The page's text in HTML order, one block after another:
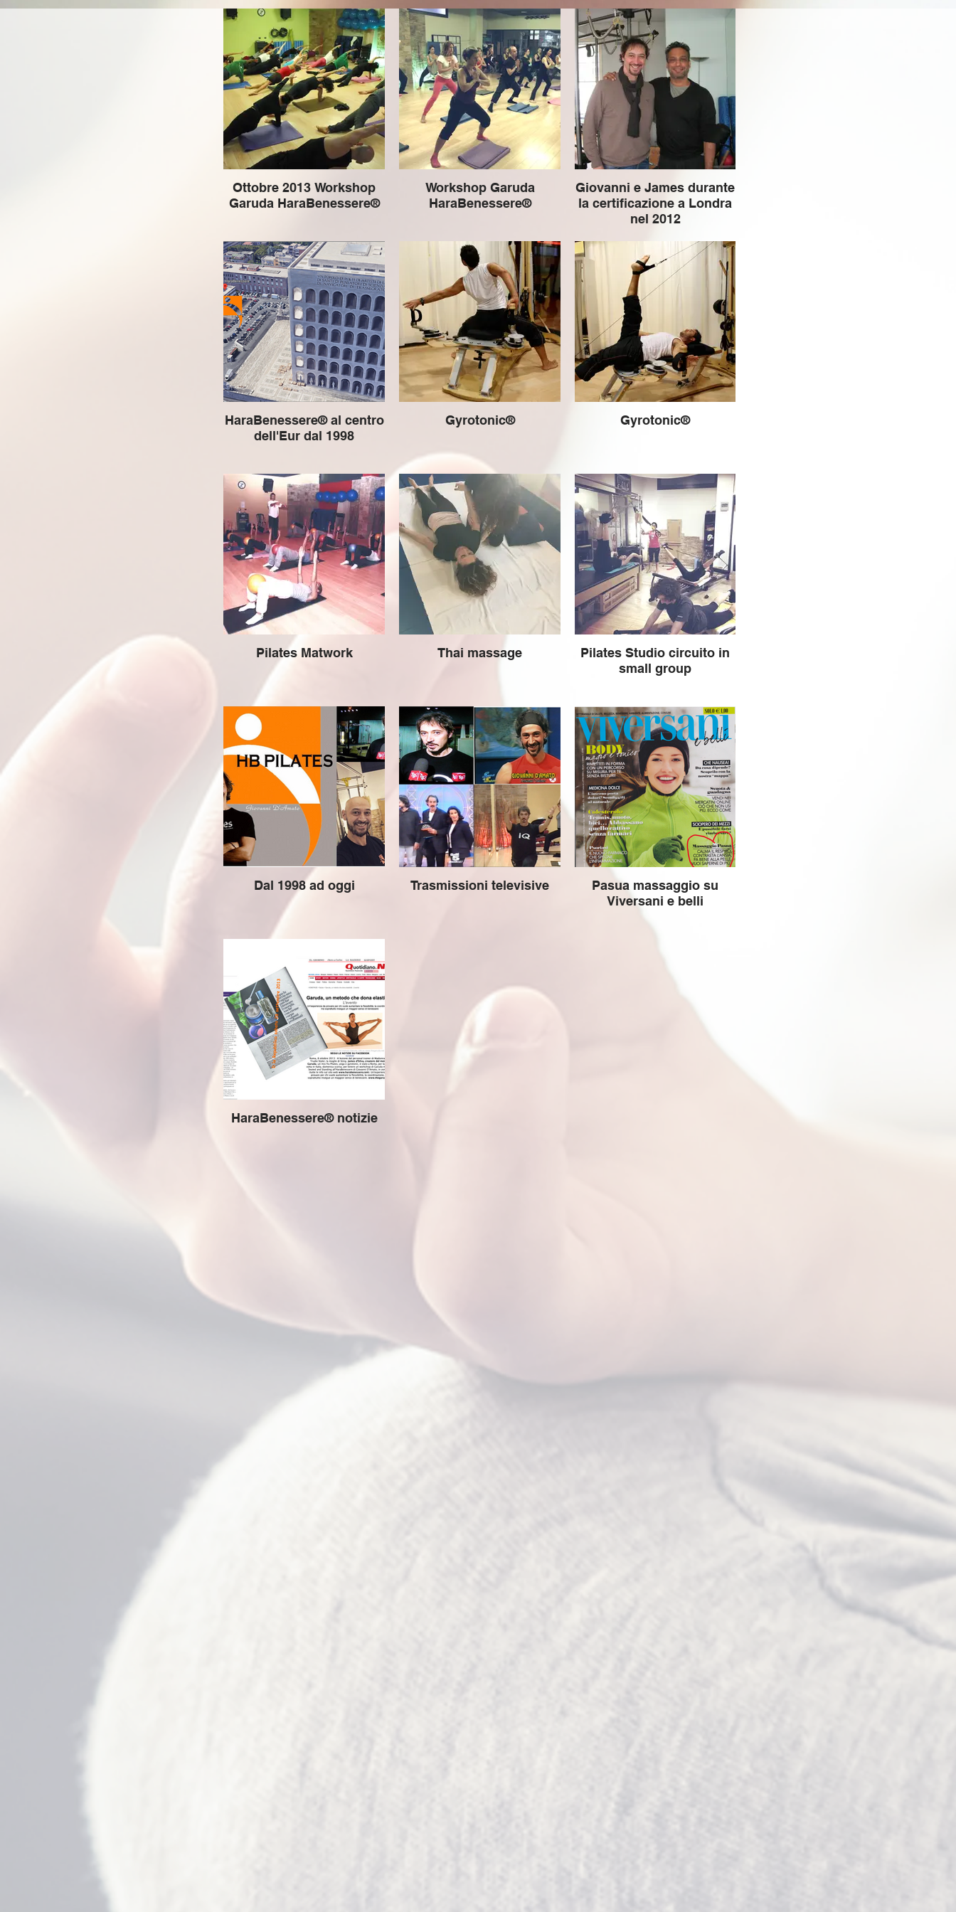
Ottobre 2013 Workshop
Garuda HaraBenessere®
Workshop Garuda
HaraBenessere®
Giovanni e James durante
la certificazione a Londra
nel 2012
HaraBenessere® al centro
dell'Eur dal 1998
Gyrotonic® Gyrotonic®
Pilates Matwork Thai massage
Pilates Studio circuito in
small group
Dal 1998 ad oggi Trasmissioni televisive
Pasua massaggio su
Viversani e belli
HaraBenessere® notizie